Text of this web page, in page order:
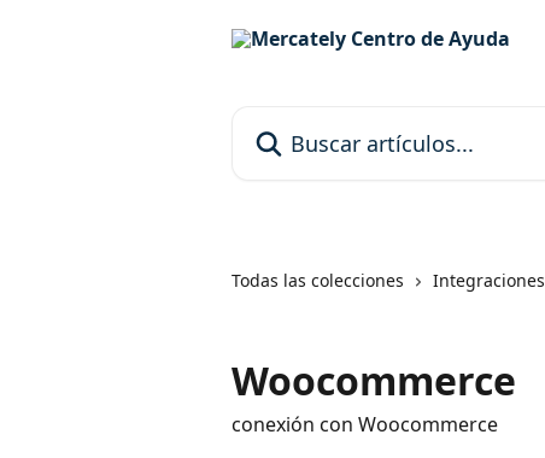
Todas las colecciones Integraciones
Woocommerce
conexión con Woocommerce